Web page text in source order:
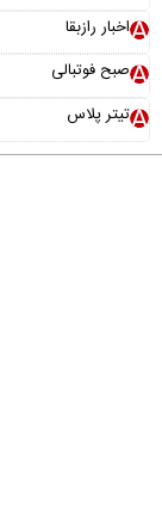
اخبار رازبقا
صبح فوتبالی
تیتر پلاس